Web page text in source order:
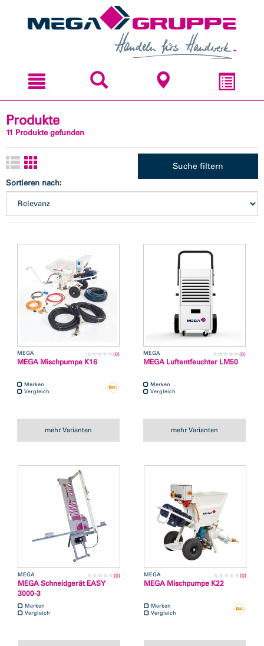
Produkte
11 Produkte gefunden
Suche filtern
Sortieren nach:
MEGA (0)
MEGA Mischpumpe K16
Merken
Vergleich
mehr Varianten
MEGA (0)
MEGA Luftentfeuchter LM50
Merken
Vergleich
mehr Varianten
MEGA (0)
MEGA Schneidgerät EASY
3000-3
Merken
Vergleich
MEGA (0)
MEGA Mischpumpe K22
Merken
Vergleich